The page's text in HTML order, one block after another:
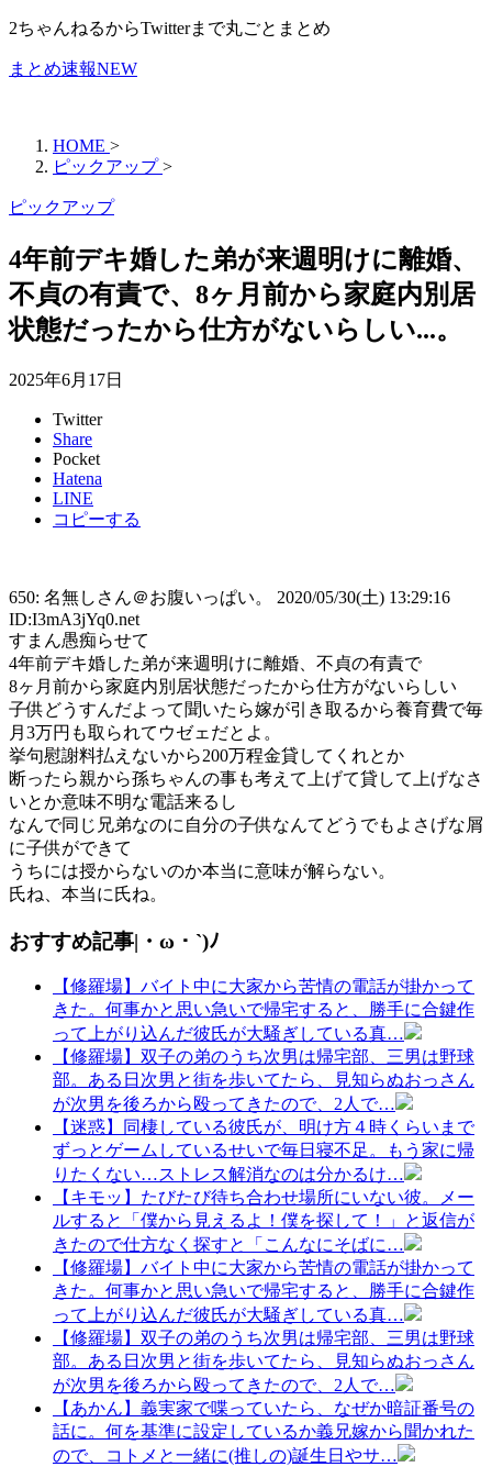
2ちゃんねるからTwitterまで丸ごとまとめ
まとめ速報NEW
HOME >
ピックアップ >
ピックアップ
4年前デキ婚した弟が来週明けに離婚、
不貞の有責で、8ヶ月前から家庭内別居
状態だったから仕方がないらしい...。
2025年6月17日
Twitter
Share
Pocket
Hatena
LINE
コピーする
650: 名無しさん＠お腹いっぱい。 2020/05/30(土) 13:29:16
ID:I3mA3jYq0.net
すまん愚痴らせて
4年前デキ婚した弟が来週明けに離婚、不貞の有責で
8ヶ月前から家庭内別居状態だったから仕方がないらしい
子供どうすんだよって聞いたら嫁が引き取るから養育費で毎
月3万円も取られてウゼェだとよ。
挙句慰謝料払えないから200万程金貸してくれとか
断ったら親から孫ちゃんの事も考えて上げて貸して上げなさ
いとか意味不明な電話来るし
なんで同じ兄弟なのに自分の子供なんてどうでもよさげな屑
に子供ができて
うちには授からないのか本当に意味が解らない。
氏ね、本当に氏ね。
おすすめ記事|・ω・`)ﾉ
【修羅場】バイト中に大家から苦情の電話が掛かって
きた。何事かと思い急いで帰宅すると、勝手に合鍵作
って上がり込んだ彼氏が大騒ぎしている真…
【修羅場】双子の弟のうち次男は帰宅部、三男は野球
部。ある日次男と街を歩いてたら、見知らぬおっさん
が次男を後ろから殴ってきたので、2人で…
【迷惑】同棲している彼氏が、明け方４時くらいまで
ずっとゲームしているせいで毎日寝不足。もう家に帰
りたくない…ストレス解消なのは分かるけ…
【キモッ】たびたび待ち合わせ場所にいない彼。メー
ルすると「僕から見えるよ！僕を探して！」と返信が
きたので仕方なく探すと「こんなにそばに…
【修羅場】バイト中に大家から苦情の電話が掛かって
きた。何事かと思い急いで帰宅すると、勝手に合鍵作
って上がり込んだ彼氏が大騒ぎしている真…
【修羅場】双子の弟のうち次男は帰宅部、三男は野球
部。ある日次男と街を歩いてたら、見知らぬおっさん
が次男を後ろから殴ってきたので、2人で…
【あかん】義実家で喋っていたら、なぜか暗証番号の
話に。何を基準に設定しているか義兄嫁から聞かれた
ので、コトメと一緒に(推しの)誕生日やサ…